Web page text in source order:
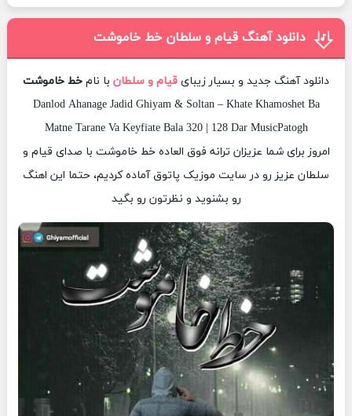
دانلود آهنگ قیام و سلطان خط خاموشت
دانلود آهنگ جدید و بسیار زیبای قیام و سلطان با نام خط خاموشت
Danlod Ahanage Jadid Ghiyam & Soltan – Khate Khamoshet Ba
Matne Tarane Va Keyfiate Bala 320 | 128 Dar MusicPatogh
امروز برای شما عزیزان ترانه فوق العاده خط خاموشت با صدای قیام و
سلطان عزیز رو در سایت موزیک پاتوق آماده کردیم، حتما این اهنگ
رو بشنوید و نظرتون رو بگید